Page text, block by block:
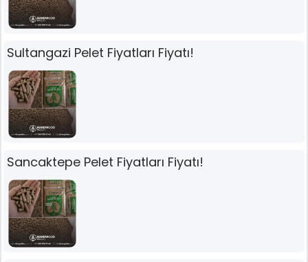
Sultangazi Pelet Fiyatları Fiyatı!
Sancaktepe Pelet Fiyatları Fiyatı!